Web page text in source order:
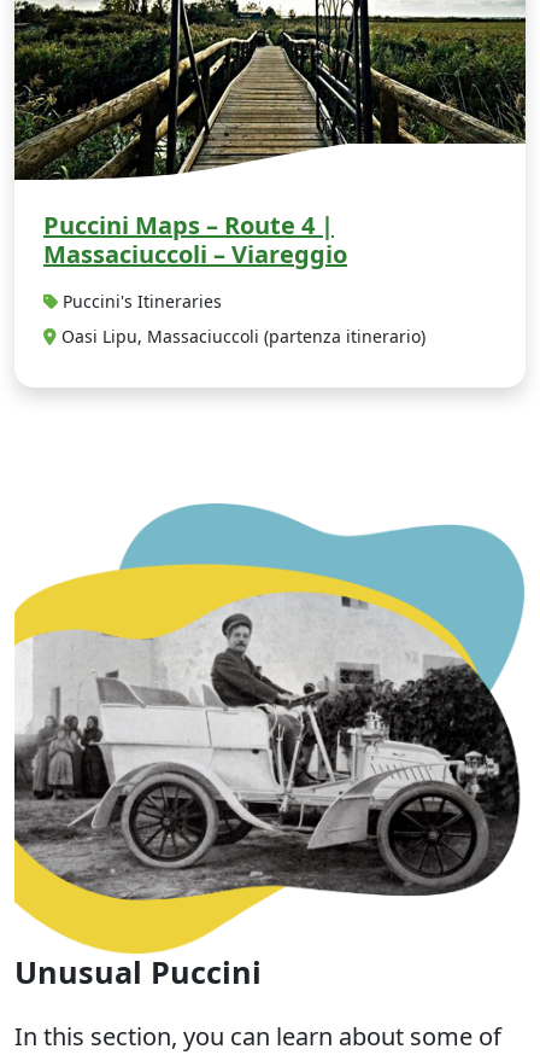
Puccini Maps – Route 4 |
Massaciuccoli – Viareggio
Puccini's Itineraries
Oasi Lipu, Massaciuccoli (partenza itinerario)
Unusual Puccini
In this section, you can learn about some of